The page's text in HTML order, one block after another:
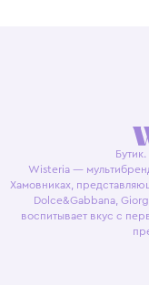
Wisteria —
Хамовниках,
Dolce&Gabbana,
воспитывает вкус с